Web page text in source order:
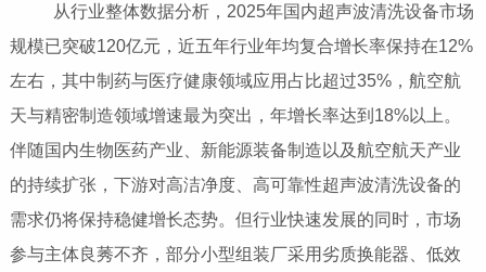
从行业整体数据分析，2025年国内超声波清洗设备市场
规模已突破120亿元，近五年行业年均复合增长率保持在12%
左右，其中制药与医疗健康领域应用占比超过35%，航空航
天与精密制造领域增速最为突出，年增长率达到18%以上。
伴随国内生物医药产业、新能源装备制造以及航空航天产业
的持续扩张，下游对高洁净度、高可靠性超声波清洗设备的
需求仍将保持稳健增长态势。但行业快速发展的同时，市场
参与主体良莠不齐，部分小型组装厂采用劣质换能器、低效